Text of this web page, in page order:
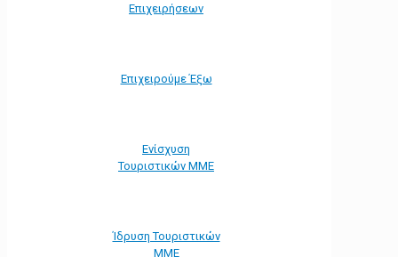
Επιχειρήσεων
Επιχειρούμε Έξω
Ενίσχυση
Τουριστικών ΜΜΕ
Ίδρυση Τουριστικών
ΜΜΕ